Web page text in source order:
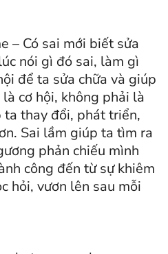
– Có sai mới biết sửa
nói gì đó sai, làm gì
để ta sửa chữa và giúp
cơ hội, không phải là
thay đổi, phát triển,
Sai lầm giúp ta tìm ra
phản chiếu mình
công đến từ sự khiêm
hỏi, vươn lên sau mỗi